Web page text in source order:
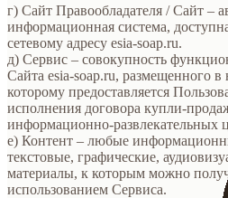
г) Сайт Правообладателя / Сайт –
информационная система,
сетевому адресу esia-soap.ru.
д) Сервис – совокупность
Сайта esia-soap.ru, размещенного
которому предоставляется
исполнения договора купли-
информационно-развлекательных
е) Контент – любые
текстовые, графические,
материалы, к которым можно
использованием Сервиса.